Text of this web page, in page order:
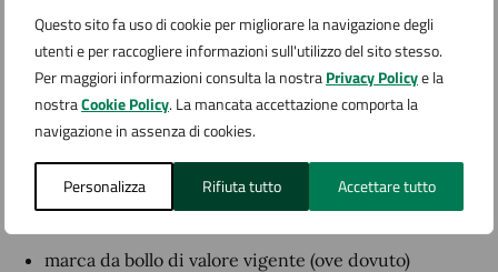
Questo sito fa uso di cookie per migliorare la navigazione degli
utenti e per raccogliere informazioni sull'utilizzo del sito stesso.
Per maggiori informazioni consulta la nostraPrivacy Policye la
nostraCookie Policy. La mancata accettazione comporta la
navigazione in assenza di cookies.
Personalizza Rifiuta tutto Accettare tutto
validità dei documenti o certificati che sostituisce.
Quanto costa
I costi,solo nel caso in cui sia necessaria
l’autenticazione di firma, sono composti da:
marca da bollo di valore vigente (ove dovuto)